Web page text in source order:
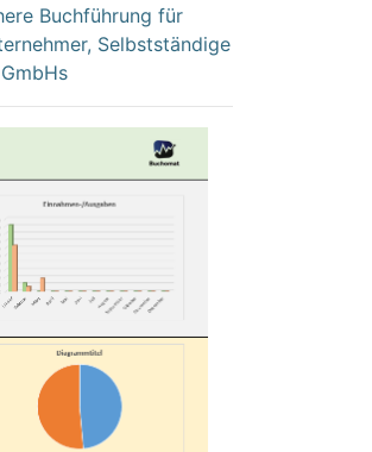
Buchführung für
Selbstständige